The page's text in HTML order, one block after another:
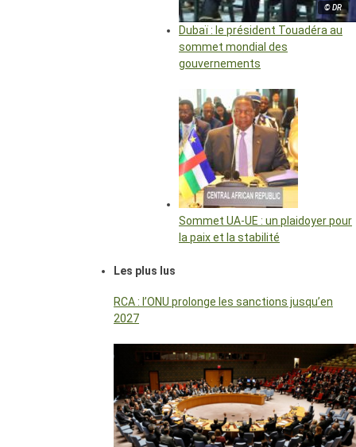
© DR
Dubaï : le président Touadéra au
sommet mondial des
gouvernements
Sommet UA-UE : un plaidoyer pour
la paix et la stabilité
Les plus lus
RCA : l’ONU prolonge les sanctions jusqu’en
2027